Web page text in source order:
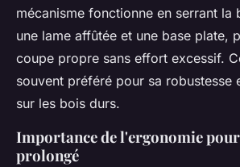
mécanisme fonctionne en serrant la
une lame affûtée et une base plate,
coupe propre sans effort excessif.
souvent préféré pour sa robustesse
sur les bois durs.
Importance de l'ergonomie
prolongé